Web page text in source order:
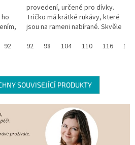
92
provedení, určené pro dívky.
Tričko má krátké rukávy, které
jsou na rameni nabírané. Skvěle
nebo legínami. Termoregulační...
92 98 104 110 116 122
SOUVISEJÍCÍ PRODUKTY